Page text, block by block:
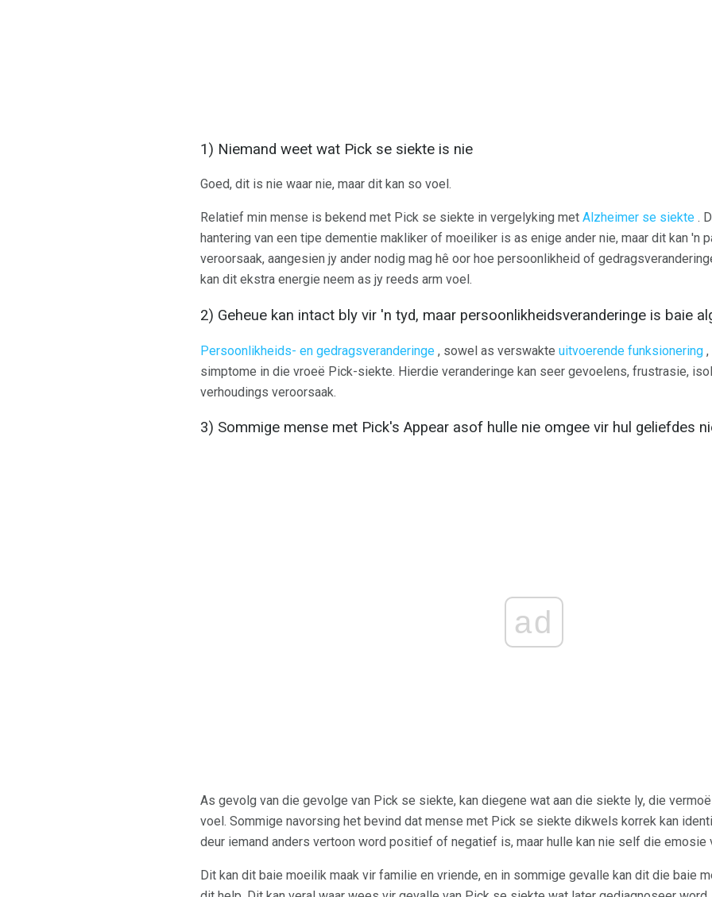
1) Niemand weet wat Pick se siekte is nie
Goed, dit is nie waar nie, maar dit kan so voel.
Relatief min mense is bekend met Pick se siekte in vergelyking met Alzheimer se siekte .
hantering van een tipe dementie makliker of moeiliker is as enige ander nie, maar dit kan 'n
veroorsaak, aangesien jy ander nodig mag hê oor hoe persoonlikheid of
kan dit ekstra energie neem as jy reeds arm voel.
2) Geheue kan intact bly vir 'n tyd, maar persoonlikheidsveranderinge is baie
Persoonlikheids- en gedragsveranderinge , sowel as verswakte uitvoerende funksionering
simptome in die vroeë Pick-siekte. Hierdie veranderinge kan seer gevoelens, frustrasie,
verhoudings veroorsaak.
3) Sommige mense met Pick's Appear asof hulle nie omgee vir hul geliefdes
ad
As gevolg van die gevolge van Pick se siekte, kan diegene wat aan die siekte ly, die
voel. Sommige navorsing het bevind dat mense met Pick se siekte dikwels korrek kan
deur iemand anders vertoon word positief of negatief is, maar hulle kan nie self die emosie
Dit kan dit baie moeilik maak vir familie en vriende, en in sommige gevalle kan dit die baie